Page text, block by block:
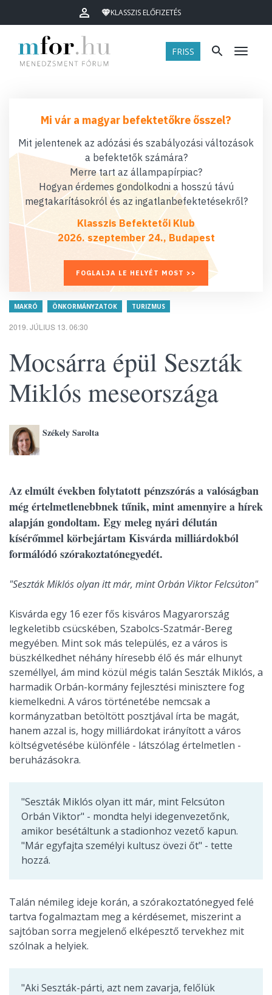
KLASSZIS ELŐFIZETÉS
FRISS Menü
Mi vár a magyar befektetőkre ősszel?
Mit jelentenek az adózási és szabályozási változások
a befektetők számára?
Merre tart az állampapírpiac?
Hogyan érdemes gondolkodni a hosszú távú
megtakarításokról és az ingatlanbefektetésekről?
Klasszis Befektetői Klub
2026. szeptember 24., Budapest
FOGLALJA LE HELYÉT MOST >>
MAKRÓ ÖNKORMÁNYZATOK TURIZMUS
2019. JÚLIUS 13. 06:30
Mocsárra épül Seszták
Miklós meseországa
Székely Sarolta
Az elmúlt években folytatott pénzszórás a valóságban
még értelmetlenebbnek tűnik, mint amennyire a hírek
alapján gondoltam. Egy meleg nyári délután
kísérőmmel körbejártam Kisvárda milliárdokból
formálódó szórakoztatónegyedét.
"Seszták Miklós olyan itt már, mint Orbán Viktor Felcsúton"
Kisvárda egy 16 ezer fős kisváros Magyarország
legkeletibb csücskében, Szabolcs-Szatmár-Bereg
megyében. Mint sok más település, ez a város is
büszkélkedhet néhány híresebb élő és már elhunyt
személlyel, ám mind közül mégis talán Seszták Miklós, a
harmadik Orbán-kormány fejlesztési minisztere fog
kiemelkedni. A város történetébe nemcsak a
kormányzatban betöltött posztjával írta be magát,
hanem azzal is, hogy milliárdokat irányított a város
költségvetésébe különféle - látszólag értelmetlen -
beruházásokra.
"Seszták Miklós olyan itt már, mint Felcsúton
Orbán Viktor" - mondta helyi idegenvezetőnk,
amikor besétáltunk a stadionhoz vezető kapun.
"Már egyfajta személyi kultusz övezi őt" - tette
hozzá.
Talán némileg ideje korán, a szórakoztatónegyed felé
tartva fogalmaztam meg a kérdésemet, miszerint a
sajtóban sorra megjelenő elképesztő tervekhez mit
szólnak a helyiek.
"Aki Seszták-párti, azt nem zavarja, felőlük